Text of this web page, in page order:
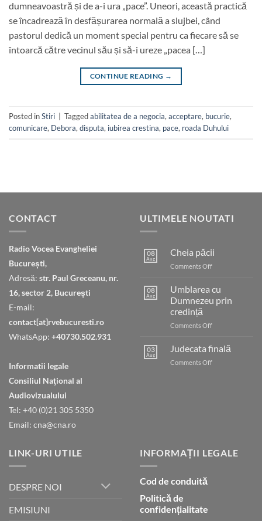
dumneavoastră și de a-i ura „pace”. Uneori, această practică
se încadrează în desfășurarea normală a slujbei, când
pastorul dedică un moment special pentru ca fiecare să se
întoarcă către vecinul său și să-i ureze „pacea […]
CONTINUE READING →
Posted inStiri Taggedabilitatea de a negocia, acceptare, bucurie,
comunicare, Debora, disputa, iubirea crestina, pace, roada Duhului
CONTACT
Radio Vocea Evangheliei
București,
Adresă: str. Paul Greceanu, nr.
16, sector 2, București
E-mail:
contact[at]rvebucuresti.ro
WhatsApp: +40730.502.931
Informatii legale
Consiliul Naţional al
Audiovizualului
Tel: +40 (0)21 305 5350
Email: cna@cna.ro
ULTIMELE NOUTATI
08
Aug
Cheia păcii
Comments Offon
08
Aug
Umblarea cu
Dumnezeu prin
credință
Comments Offon
cu
Dumnezeu
prin
03
Aug
Judecata finală
Comments Offon
LINK-URI UTILE
DESPRE NOI
EMISIUNI
INFORMAȚII LEGALE
Cod de conduită
Politică de
confidențialitate